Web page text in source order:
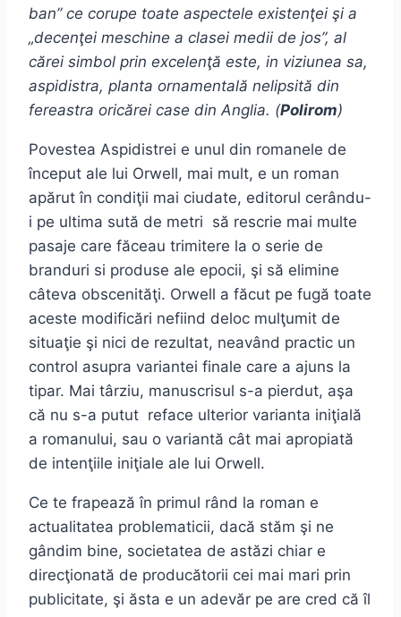
ban” ce corupe toate aspectele existenţei şi a
„decenţei meschine a clasei medii de jos”, al
cărei simbol prin excelenţă este, in viziunea sa,
aspidistra, planta ornamentală nelipsită din
fereastra oricărei case din Anglia. (Polirom)
Povestea Aspidistrei e unul din romanele de
început ale lui Orwell, mai mult, e un roman
apărut în condiţii mai ciudate, editorul cerându-
i pe ultima sută de metri să rescrie mai multe
pasaje care făceau trimitere la o serie de
branduri si produse ale epocii, şi să elimine
câteva obscenităţi. Orwell a făcut pe fugă toate
aceste modificări nefiind deloc mulţumit de
situaţie şi nici de rezultat, neavând practic un
control asupra variantei finale care a ajuns la
tipar. Mai târziu, manuscrisul s-a pierdut, aşa
că nu s-a putut reface ulterior varianta iniţială
a romanului, sau o variantă cât mai apropiată
de intenţiile iniţiale ale lui Orwell.
Ce te frapează în primul rând la roman e
actualitatea problematicii, dacă stăm şi ne
gândim bine, societatea de astăzi chiar e
direcţionată de producătorii cei mai mari prin
publicitate, şi ăsta e un adevăr pe are cred că îl